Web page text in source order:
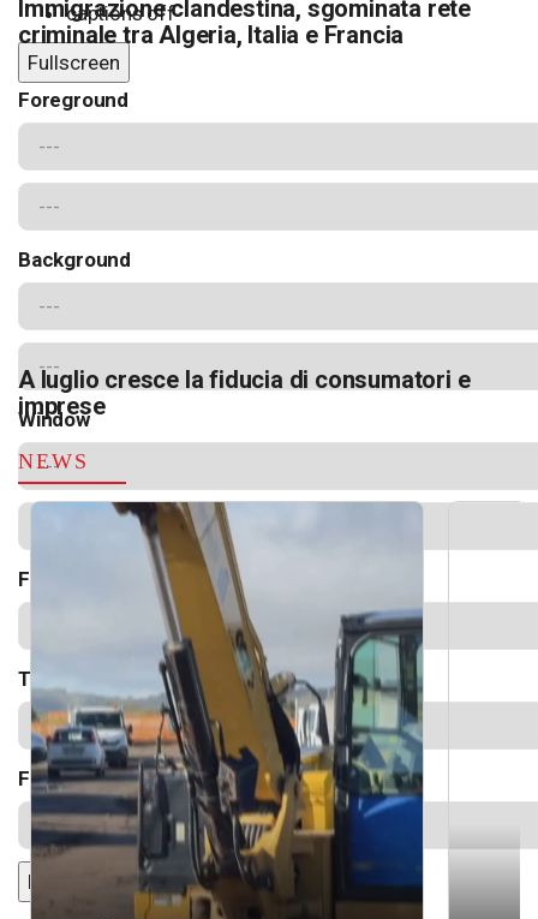
captions off
Fullscreen
Foreground
Background
Window
Font Size
Text Edge Style
Font Family
Defaults Done
Immigrazione clandestina, sgominata rete
criminale tra Algeria, Italia e Francia
A luglio cresce la fiducia di consumatori e
imprese
NEWS